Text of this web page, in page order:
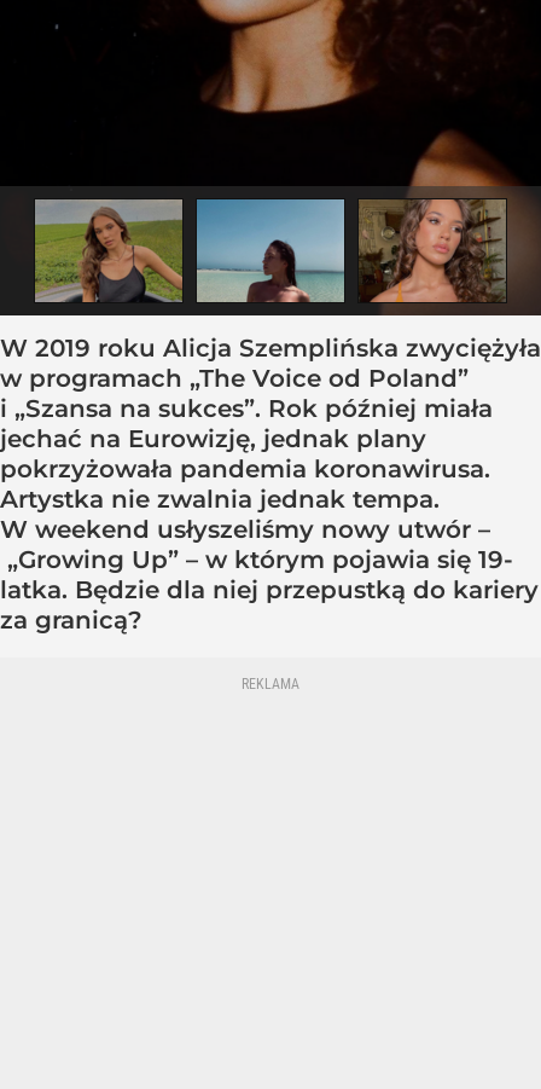
W 2019 roku Alicja Szemplińska zwyciężyła
w programach „The Voice od Poland”
i „Szansa na sukces”. Rok później miała
jechać na Eurowizję, jednak plany
pokrzyżowała pandemia koronawirusa.
Artystka nie zwalnia jednak tempa.
W weekend usłyszeliśmy nowy utwór –
„Growing Up” – w którym pojawia się 19-
latka. Będzie dla niej przepustką do kariery
za granicą?